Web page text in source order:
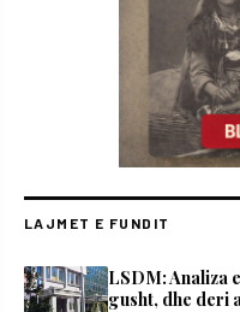
LAJMET E FUNDIT
LSDM: Analiza
gusht, dhe deri